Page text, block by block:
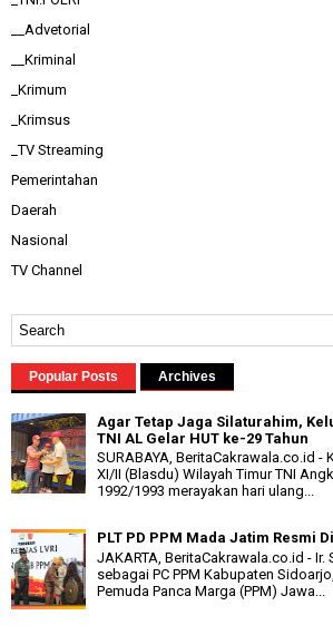
__Advetorial
__Kriminal
_Krimum
_Krimsus
_TV Streaming
Pemerintahan
Daerah
Nasional
TV Channel
Popular Posts Archives
Agar Tetap Jaga Silaturahim,
TNI AL Gelar HUT ke-29 Tahun
SURABAYA, BeritaCakrawala.co.id -
XI/II (Blasdu) Wilayah Timur TNI
1992/1993 merayakan hari ulang...
PLT PD PPM Mada Jatim Resmi
JAKARTA, BeritaCakrawala.co.id -
sebagai PC PPM Kabupaten
Pemuda Panca Marga (PPM) Jawa...